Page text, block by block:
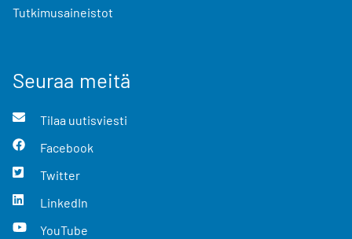
Tutkimusaineistot
Seuraa meitä
Tilaa uutisviesti
Facebook
Twitter
LinkedIn
YouTube